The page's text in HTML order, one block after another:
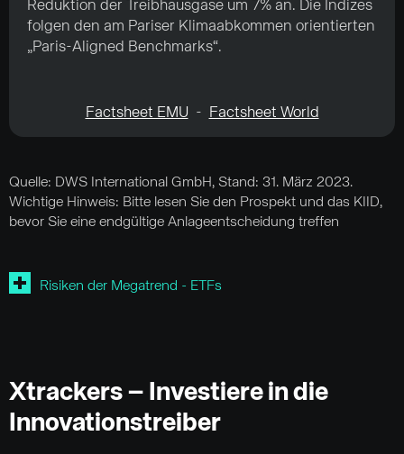
Reduktion der Treibhausgase um 7% an. Die Indizes
folgen den am Pariser Klimaabkommen orientierten
„Paris-Aligned Benchmarks“.
Factsheet EMU - Factsheet World
Quelle: DWS International GmbH, Stand: 31. März 2023.
Wichtige Hinweis: Bitte lesen Sie den Prospekt und das KIID,
bevor Sie eine endgültige Anlageentscheidung treffen
Risiken der Megatrend - ETFs
Xtrackers – Investiere in die
Innovationstreiber